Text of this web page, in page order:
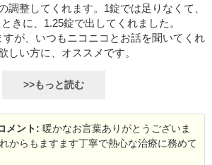
調整してくれます。1錠では足りなくて、
きに、1.25錠で出してくれました。
が、いつもニコニコとお話を聞いてくれ
しい方に、オススメです。
>>もっと読む
メント: 暖かなお言葉ありがとうございま
からもますます丁寧で熱心な治療に務めて